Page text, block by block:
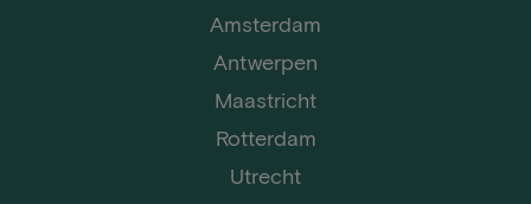
Amsterdam
Antwerpen
Maastricht
Rotterdam
Utrecht